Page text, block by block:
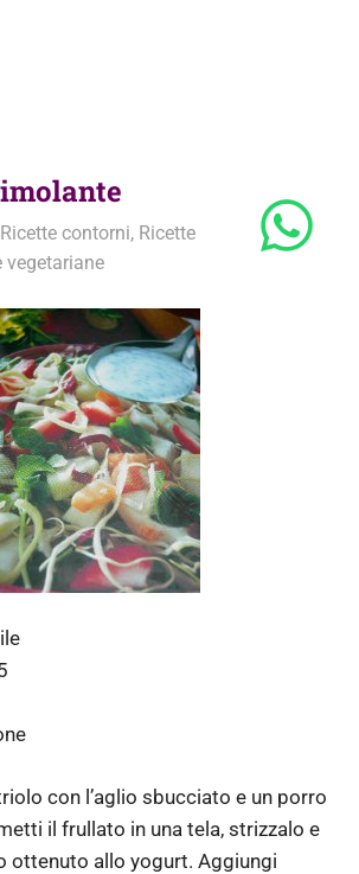
Ricette contorni, Ricette
vegetariane
con l’aglio sbucciato e un porro
il frullato in una tela, strizzalo e
ottenuto allo yogurt. Aggiungi